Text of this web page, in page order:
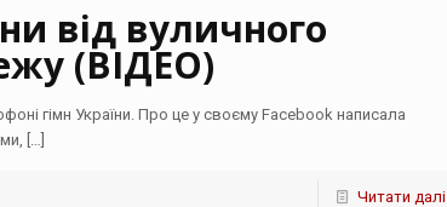
від вуличного
(ВІДЕО)
гімн України. Про це у своєму Facebook написала
[…]
Читати далі